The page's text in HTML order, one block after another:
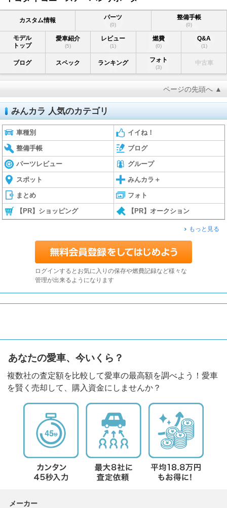
カスタム情報 パーツ
(0)
整備手帳
(0)
モデル
トップ
愛車紹介
(5)
レビュー
(1)
燃費
(0)
Q&A
(1)
ブログ スペック ランキング フォト
(3)
中古車
ページの先頭へ ▲
みんカラ 人気のカテゴリ
車種別 イイね！
整備手帳 ブログ
パーツレビュー グループ
スポット みんカラ＋
まとめ フォト
【PR】ショッピング 【PR】オークション
もっと見る
ログインするとお気に入りの保存や燃費記録など様々な
管理が出来るようになります
あなたの愛車、今いくら？
複数社の査定額を比較して愛車の最高額を調べよう！愛車
を賢く売却して、購入資金にしませんか？
メーカー